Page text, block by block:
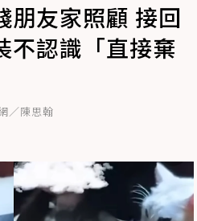
朋友家照顧 接回
不認識「直接棄
／陳思翰